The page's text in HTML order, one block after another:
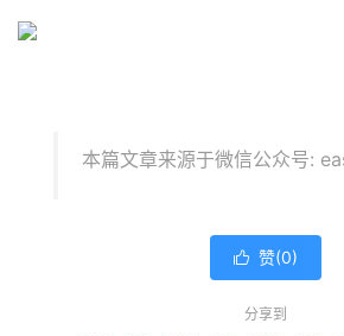
本篇文章来源于微信公众号:
 赞(0)
分享到